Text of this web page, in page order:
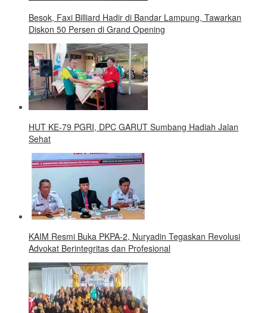
Besok, Faxi Billiard Hadir di Bandar Lampung, Tawarkan
Diskon 50 Persen di Grand Opening
HUT KE-79 PGRI, DPC GARUT Sumbang Hadiah Jalan
Sehat
KAIM Resmi Buka PKPA-2, Nuryadin Tegaskan Revolusi
Advokat Berintegritas dan Profesional